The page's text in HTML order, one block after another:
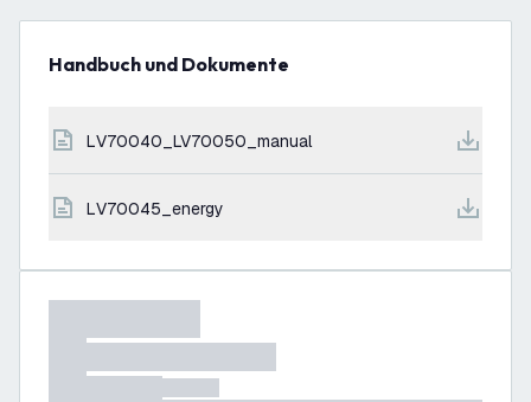
Handbuch und Dokumente
LV70040_LV70050_manual
LV70045_energy